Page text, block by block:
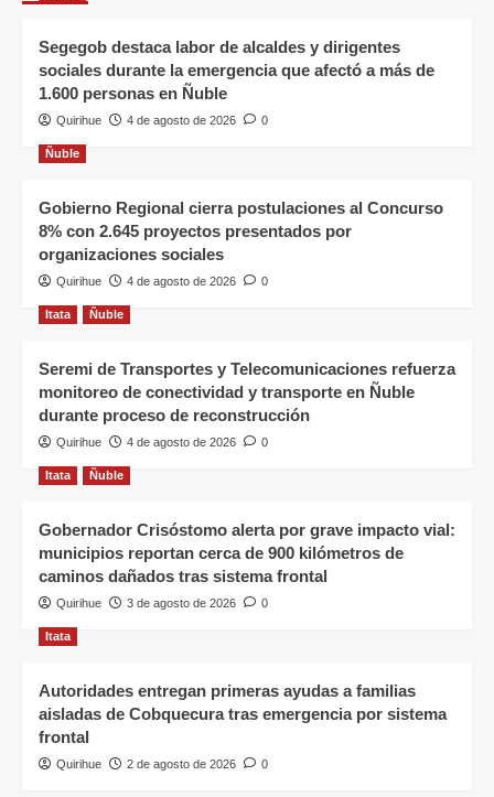
Segegob destaca labor de alcaldes y dirigentes
sociales durante la emergencia que afectó a más de
1.600 personas en Ñuble
Quirihue 4 de agosto de 2026 0
Ñuble
Gobierno Regional cierra postulaciones al Concurso
8% con 2.645 proyectos presentados por
organizaciones sociales
Quirihue 4 de agosto de 2026 0
Itata Ñuble
Seremi de Transportes y Telecomunicaciones refuerza
monitoreo de conectividad y transporte en Ñuble
durante proceso de reconstrucción
Quirihue 4 de agosto de 2026 0
Itata Ñuble
Gobernador Crisóstomo alerta por grave impacto vial:
municipios reportan cerca de 900 kilómetros de
caminos dañados tras sistema frontal
Quirihue 3 de agosto de 2026 0
Itata
Autoridades entregan primeras ayudas a familias
aisladas de Cobquecura tras emergencia por sistema
frontal
Quirihue 2 de agosto de 2026 0